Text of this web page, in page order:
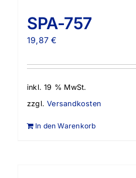
SPA-757
19,87€
inkl. 19 % MwSt.
zzgl.Versandkosten
In den Warenkorb